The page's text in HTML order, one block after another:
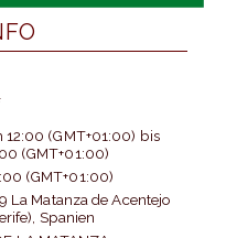
12:00 (GMT+01:00) bis
(GMT+01:00)
(GMT+01:00)
La Matanza de Acentejo
Spanien